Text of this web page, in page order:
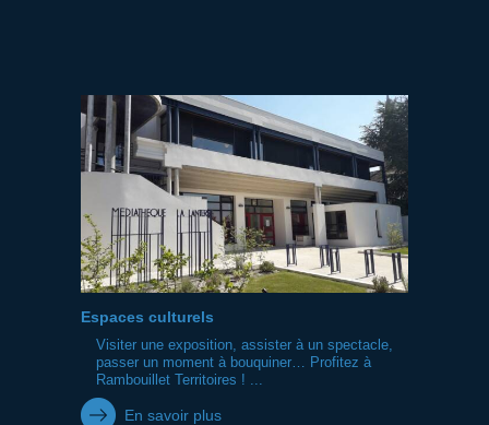
Espaces culturels
Visiter une exposition, assister à un spectacle,
passer un moment à bouquiner… Profitez à
Rambouillet Territoires ! ...
En savoir plus